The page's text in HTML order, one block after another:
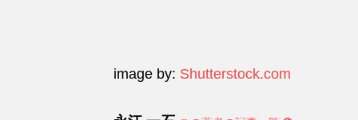
image by: Shutterstock.com